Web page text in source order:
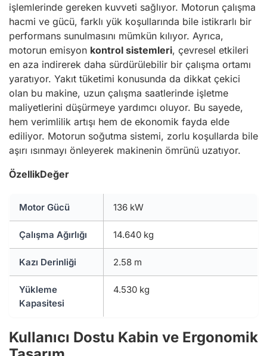
işlemlerinde gereken kuvveti sağlıyor. Motorun çalışma
hacmi ve gücü, farklı yük koşullarında bile istikrarlı bir
performans sunulmasını mümkün kılıyor. Ayrıca,
motorun emisyon kontrol sistemleri, çevresel etkileri
en aza indirerek daha sürdürülebilir bir çalışma ortamı
yaratıyor. Yakıt tüketimi konusunda da dikkat çekici
olan bu makine, uzun çalışma saatlerinde işletme
maliyetlerini düşürmeye yardımcı oluyor. Bu sayede,
hem verimlilik artışı hem de ekonomik fayda elde
ediliyor. Motorun soğutma sistemi, zorlu koşullarda bile
aşırı ısınmayı önleyerek makinenin ömrünü uzatıyor.
ÖzellikDeğer
Motor Gücü 136 kW
Çalışma Ağırlığı 14.640 kg
Kazı Derinliği 2.58 m
Yükleme
Kapasitesi
4.530 kg
Kullanıcı Dostu Kabin ve Ergonomik